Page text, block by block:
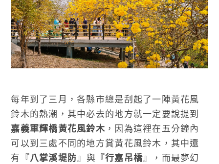
每年到了三月，各縣市總是刮起了一陣黃花風
鈴木的熱潮，其中必去的地方就一定要說提到
嘉義軍輝橋黃花風鈴木 ，因為這裡在五分鐘內
可以到三處不同的地方賞黃花風鈴木，其中還
有『八掌溪堤防 』與『行嘉吊橋』，而最夢幻